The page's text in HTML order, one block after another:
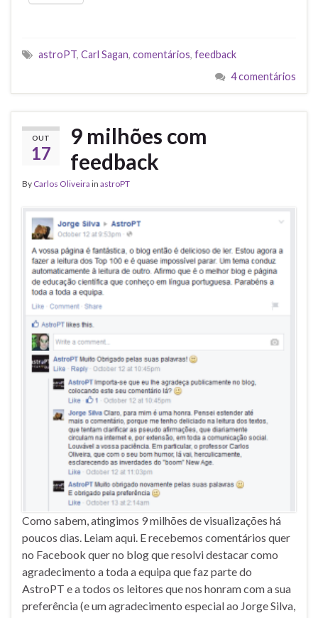
astroPT, Carl Sagan, comentários, feedback
4 comentários
OUT
17
9 milhões com
feedback
By Carlos Oliveira in astroPT
Como sabem, atingimos 9 milhões de visualizações há
poucos dias. Leiam aqui. E recebemos comentários quer
no Facebook quer no blog que resolvi destacar como
agradecimento a toda a equipa que faz parte do
AstroPT e a todos os leitores que nos honram com a sua
preferência (e um agradecimento especial ao Jorge Silva,